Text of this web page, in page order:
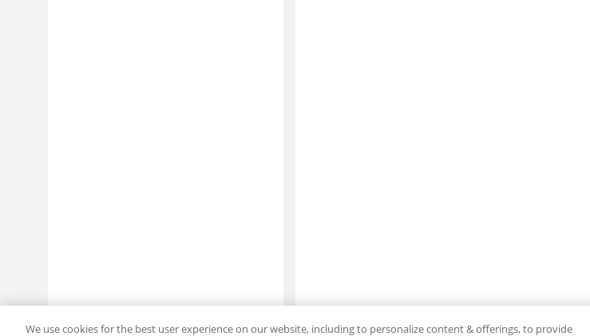
We use cookies for the best user experience on our website, including to personalize content & offerings, to provide